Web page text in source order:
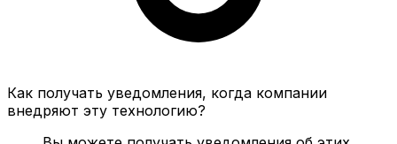
Как получать уведомления, когда компании
внедряют эту технологию?